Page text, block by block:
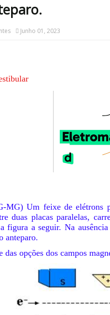
Junho 01, 2023
MG) Um feixe de elétrons
duas placas paralelas,
figura a seguir. Na
anteparo.
das opções dos campos